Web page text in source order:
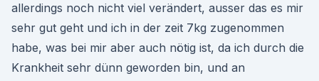
allerdings noch nicht viel verändert, ausser das es mir
sehr gut geht und ich in der zeit 7kg zugenommen
habe, was bei mir aber auch nötig ist, da ich durch die
Krankheit sehr dünn geworden bin, und an